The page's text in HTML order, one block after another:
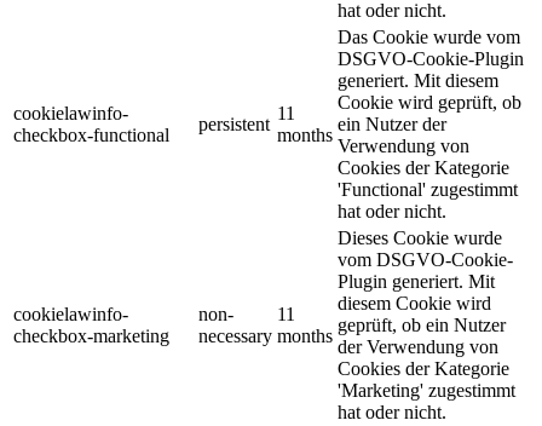
hat oder nicht.
cookielawinfo-
checkbox-functional
persistent
11
months
Das Cookie wurde vom
DSGVO-Cookie-Plugin
generiert. Mit diesem
Cookie wird geprüft, ob
ein Nutzer der
Verwendung von
Cookies der Kategorie
'Functional' zugestimmt
hat oder nicht.
cookielawinfo-
checkbox-marketing
non-
necessary
11
months
Dieses Cookie wurde
vom DSGVO-Cookie-
Plugin generiert. Mit
diesem Cookie wird
geprüft, ob ein Nutzer
der Verwendung von
Cookies der Kategorie
'Marketing' zugestimmt
hat oder nicht.